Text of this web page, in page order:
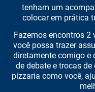
tenham um
colocar em prática
Fazemos encontros 2
você possa trazer
diretamente comigo e
de debate e trocas
pizzaria como você,